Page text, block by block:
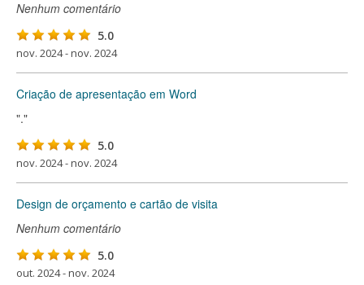
Nenhum comentário
5.0
nov. 2024 - nov. 2024
Criação de apresentação em Word
"."
5.0
nov. 2024 - nov. 2024
Design de orçamento e cartão de visita
Nenhum comentário
5.0
out. 2024 - nov. 2024